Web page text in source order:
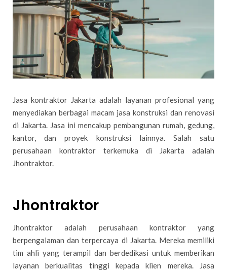
Jasa kontraktor Jakarta adalah layanan profesional yang
menyediakan berbagai macam jasa konstruksi dan renovasi
di Jakarta. Jasa ini mencakup pembangunan rumah, gedung,
kantor, dan proyek konstruksi lainnya. Salah satu
perusahaan kontraktor terkemuka di Jakarta adalah
Jhontraktor.
Jhontraktor
Jhontraktor adalah perusahaan kontraktor yang
berpengalaman dan terpercaya di Jakarta. Mereka memiliki
tim ahli yang terampil dan berdedikasi untuk memberikan
layanan berkualitas tinggi kepada klien mereka. Jasa